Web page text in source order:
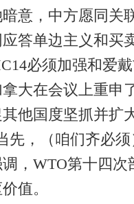
意，中方愿同关
应答单边主义和买
必须加强和爱
拿大在会议上重申
他国度坚抓并扩
先，（咱们齐必
，WTO第十四
值。